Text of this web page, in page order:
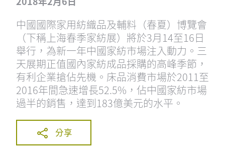
中國國際家用紡織品及輔料（春夏）博覽會
（下稱上海春季家紡展）將於3月14至16日
舉行，為新一年中國家紡市場注入動力。三
天展期正值國內家紡成品採購的高峰季節，
有利企業搶佔先機。床品消費市場於2011至
2016年間急速增長52.5%，佔中國家紡市場
過半的銷售，達到183億美元的水平。
分享